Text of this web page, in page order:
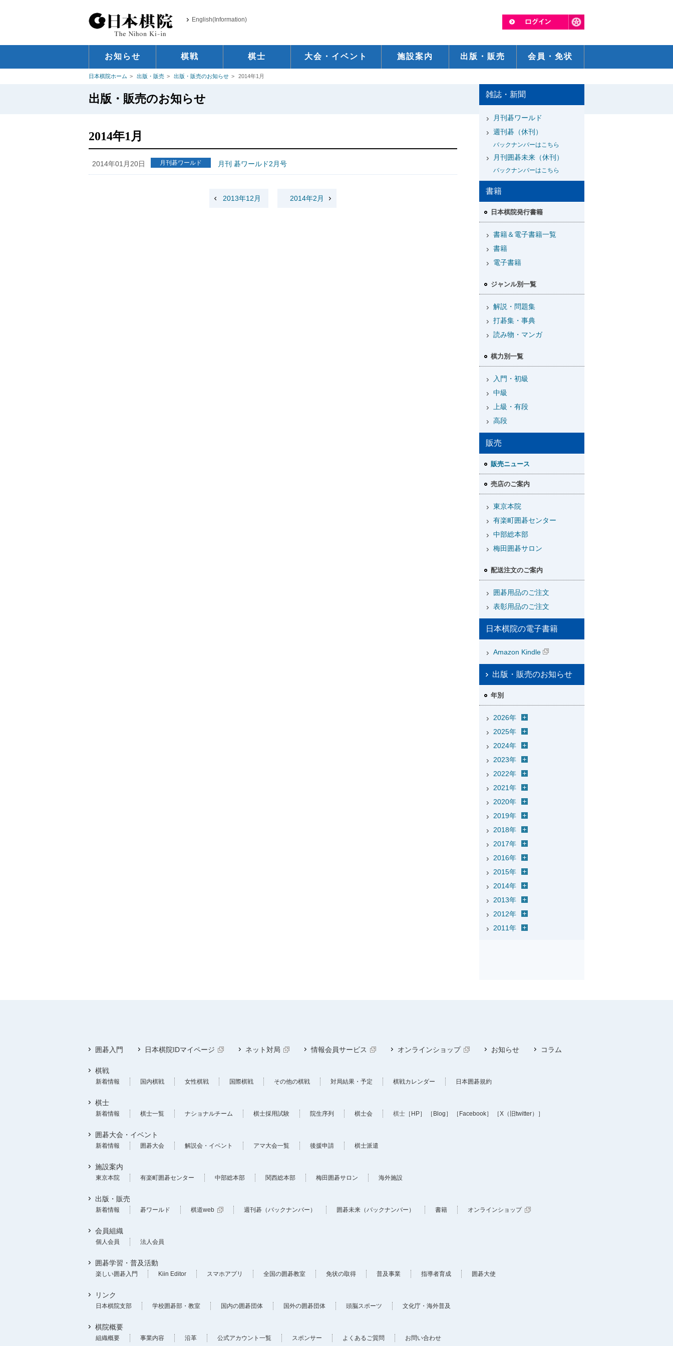
English(Information)
お知らせ 棋戦 棋士 大会・イベント 施設案内 出版・販売 会員・免状
日本棋院ホーム 出版・販売 出版・販売のお知らせ 2014年1月
出版・販売のお知らせ
2014年1月
2014年01月20日 月刊碁ワールド 月刊 碁ワールド2月号
2013年12月 2014年2月
雑誌・新聞
月刊碁ワールド
週刊碁（休刊）
バックナンバーはこちら
月刊囲碁未来（休刊）
バックナンバーはこちら
書籍
日本棋院発行書籍
書籍＆電子書籍一覧
書籍
電子書籍
ジャンル別一覧
解説・問題集
打碁集・事典
読み物・マンガ
棋力別一覧
入門・初級
中級
上級・有段
高段
販売
販売ニュース
売店のご案内
東京本院
有楽町囲碁センター
中部総本部
梅田囲碁サロン
配送注文のご案内
囲碁用品のご注文
表彰用品のご注文
日本棋院の電子書籍
Amazon Kindle
出版・販売のお知らせ
年別
2026年
2025年
2024年
2023年
2022年
2021年
2020年
2019年
2018年
2017年
2016年
2015年
2014年
2013年
2012年
2011年
囲碁入門 日本棋院IDマイページ ネット対局 情報会員サービス オンラインショップ お知らせ コラム
棋戦
新着情報 国内棋戦 女性棋戦 国際棋戦 その他の棋戦 対局結果・予定 棋戦カレンダー 日本囲碁規約
棋士
新着情報 棋士一覧 ナショナルチーム 棋士採用試験 院生序列 棋士会 棋士 ［HP］ ［Blog］ ［Facebook］ ［X（旧twitter）］
囲碁大会・イベント
新着情報 囲碁大会 解説会・イベント アマ大会一覧 後援申請 棋士派遣
施設案内
東京本院 有楽町囲碁センター 中部総本部 関西総本部 梅田囲碁サロン 海外施設
出版・販売
新着情報 碁ワールド 棋道web 週刊碁（バックナンバー） 囲碁未来（バックナンバー） 書籍 オンラインショップ
会員組織
個人会員 法人会員
囲碁学習・普及活動
楽しい囲碁入門 Kiin Editor スマホアプリ 全国の囲碁教室 免状の取得 普及事業 指導者育成 囲碁大使
リンク
日本棋院支部 学校囲碁部・教室 国内の囲碁団体 国外の囲碁団体 頭脳スポーツ 文化庁・海外普及
棋院概要
組織概要 事業内容 沿革 公式アカウント一覧 スポンサー よくあるご質問 お問い合わせ